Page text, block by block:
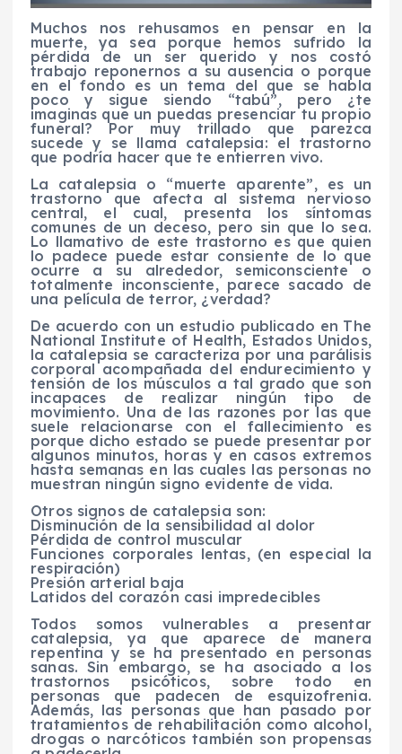
Muchos nos rehusamos en pensar en la
muerte, ya sea porque hemos sufrido la
pérdida de un ser querido y nos costó
trabajo reponernos a su ausencia o porque
en el fondo es un tema del que se habla
poco y sigue siendo “tabú”, pero ¿te
imaginas que un puedas presenciar tu propio
funeral? Por muy trillado que parezca
sucede y se llama catalepsia: el trastorno
que podría hacer que te entierren vivo.
La catalepsia o “muerte aparente”, es un
trastorno que afecta al sistema nervioso
central, el cual, presenta los síntomas
comunes de un deceso, pero sin que lo sea.
Lo llamativo de este trastorno es que quien
lo padece puede estar consiente de lo que
ocurre a su alrededor, semiconsciente o
totalmente inconsciente, parece sacado de
una película de terror, ¿verdad?
De acuerdo con un estudio publicado en The
National Institute of Health, Estados Unidos,
la catalepsia se caracteriza por una parálisis
corporal acompañada del endurecimiento y
tensión de los músculos a tal grado que son
incapaces de realizar ningún tipo de
movimiento. Una de las razones por las que
suele relacionarse con el fallecimiento es
porque dicho estado se puede presentar por
algunos minutos, horas y en casos extremos
hasta semanas en las cuales las personas no
muestran ningún signo evidente de vida.
Otros signos de catalepsia son:
Disminución de la sensibilidad al dolor
Pérdida de control muscular
Funciones corporales lentas, (en especial la
respiración)
Presión arterial baja
Latidos del corazón casi impredecibles
Todos somos vulnerables a presentar
catalepsia, ya que aparece de manera
repentina y se ha presentado en personas
sanas. Sin embargo, se ha asociado a los
trastornos psicóticos, sobre todo en
personas que padecen de esquizofrenia.
Además, las personas que han pasado por
tratamientos de rehabilitación como alcohol,
drogas o narcóticos también son propensas